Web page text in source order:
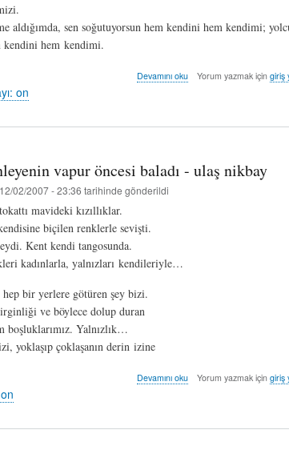
aldığımda, sen soğutuyorsun hem kendini hem kendimi;
kendini hem kendimi.
kuzey
macit
Devamını oku Yorum yazmak içingiriş
on
vapur öncesi baladı - ulaş nikbay
02/2007 - 23:36 tarihinde gönderildi
mavideki kızıllıklar.
biçilen renklerle sevişti.
Kent kendi tangosunda.
kadınlarla, yalnızları kendileriyle…
bir yerlere götüren şey bizi.
ve böylece dolup duran
boşluklarımız. Yalnızlık…
yoklaşıp çoklaşanın derin izine
ölülerden
öncesi
Devamını oku Yorum yazmak içingiriş